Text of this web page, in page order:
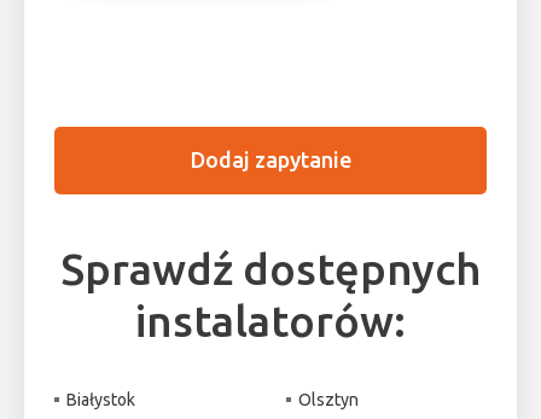
Dodaj zapytanie
Sprawdź dostępnych
instalatorów:
Białystok
Olsztyn